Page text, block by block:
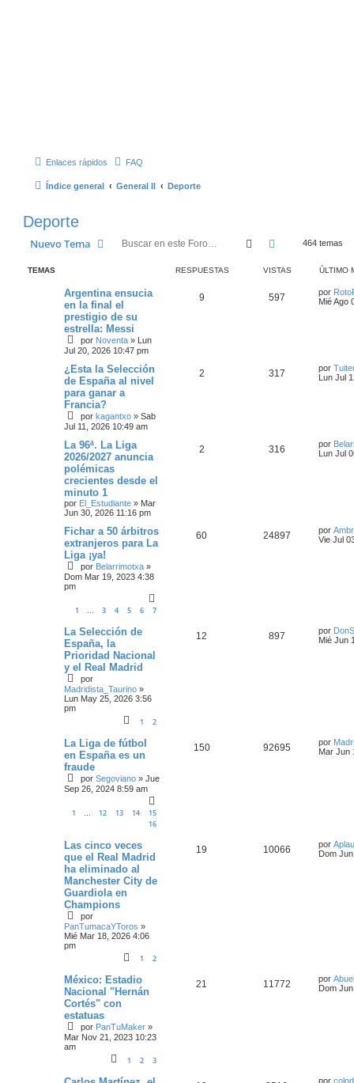
Enlaces rápidos FAQ
Índice general General II Deporte
Deporte
Nuevo Tema Buscar Búsqueda
464 temas
TEMAS RESPUESTAS VISTAS ÚLTIMO
Argentina ensucia
en la final el
prestigio de su
estrella: Messi
por Noventa » Lun
Jul 20, 2026 10:47 pm
9 597 por
Mié Ago
¿Esta la Selección
de España al nivel
para ganar a
Francia?
por kagantxo » Sab
Jul 11, 2026 10:49 am
2 317 por
Lun Jul
La 96ª. La Liga
2026/2027 anuncia
polémicas
crecientes desde el
minuto 1
por El_Estudiante » Mar
Jun 30, 2026 11:16 pm
2 316 por
Lun Jul
Fichar a 50 árbitros
extranjeros para La
Liga ¡ya!
por Belarrimotxa »
Dom Mar 19, 2023 4:38
pm
1 … 3 4 5 6 7
60 24897 por
Vie Jul
La Selección de
España, la
Prioridad Nacional
y el Real Madrid
por
Madridista_Taurino »
Lun May 25, 2026 3:56
pm
1 2
12 897 por
Mié Jun
La Liga de fútbol
en España es un
fraude
por Segoviano » Jue
Sep 26, 2024 8:59 am
1 12 13 14
15
16
150 92695 por
Mar Jun
Las cinco veces
que el Real Madrid
ha eliminado al
Manchester City de
Guardiola en
Champions
por
PanTumacaYToros »
Mié Mar 18, 2026 4:06
pm
1 2
19 10066 por
Dom
México: Estadio
Nacional "Hernán
Cortés" con
estatuas
por PanTuMaker »
Mar Nov 21, 2023 10:23
am
1 2 3
21 11772 por
Dom
por